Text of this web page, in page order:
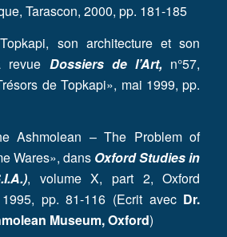
Tarascon, 2000, pp. 181-185
son architecture et son
revue Dossiers de l’Art, n°57,
de Topkapi», mai 1999, pp.
Ashmolean – The Problem of
Wares», dans Oxford Studies in
, volume X, part 2, Oxford
pp. 81-116 (Ecrit avec Dr.
Museum, Oxford)